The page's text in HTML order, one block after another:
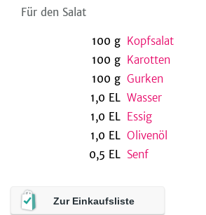
Für den Salat
100 g Kopfsalat
100 g Karotten
100 g Gurken
1,0 EL Wasser
1,0 EL Essig
1,0 EL Olivenöl
0,5 EL Senf
Zur Einkaufsliste